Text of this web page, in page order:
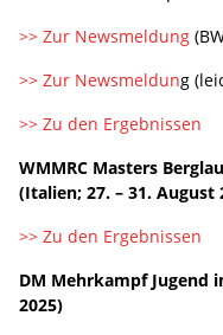
>> Zur Newsmeldung
>> Zur Newsmeldung
>> Zu den Ergebnissen
WMMRC Masters
(Italien; 27. – 31. August
>> Zu den Ergebnissen
DM Mehrkampf Jugend
2025)